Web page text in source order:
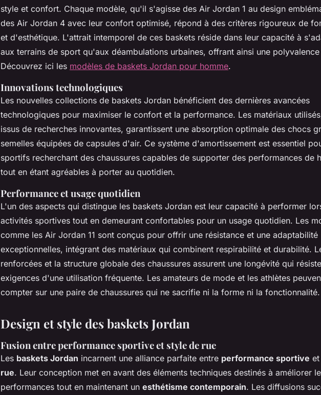
style et confort. Chaque modèle, qu'il s'agisse des Air Jordan 1 au design
des Air Jordan 4 avec leur confort optimisé, répond à des critères rigoureux de
et d'esthétique. L'attrait intemporel de ces baskets réside dans leur capacité à
aux terrains de sport qu'aux déambulations urbaines, offrant ainsi une polyvalence
Découvrez ici les modèles de baskets Jordan pour homme.
Innovations technologiques
Les nouvelles collections de baskets Jordan bénéficient des dernières avancées
technologiques pour maximiser le confort et la performance. Les matériaux
issus de recherches innovantes, garantissent une absorption optimale des chocs
semelles équipées de capsules d'air. Ce système d'amortissement est essentiel
sportifs recherchant des chaussures capables de supporter des performances de
tout en étant agréables à porter au quotidien.
Performance et usage quotidien
L'un des aspects qui distingue les baskets Jordan est leur capacité à performer
activités sportives tout en demeurant confortables pour un usage quotidien. Les
comme les Air Jordan 11 sont conçus pour offrir une résistance et une adaptabilité
exceptionnelles, intégrant des matériaux qui combinent respirabilité et durabilité.
renforcées et la structure globale des chaussures assurent une longévité qui
exigences d'une utilisation fréquente. Les amateurs de mode et les athlètes
compter sur une paire de chaussures qui ne sacrifie ni la forme ni la fonctionnalité.
Design et style des baskets Jordan
Fusion entre performance sportive et style de rue
Les baskets Jordan incarnent une alliance parfaite entre performance sportive et
rue. Leur conception met en avant des éléments techniques destinés à améliorer
performances tout en maintenant un esthétisme contemporain. Les diffusions